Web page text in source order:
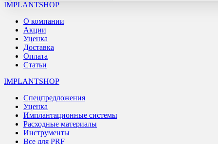
IMPLANTSHOP
О компании
Акции
Уценка
Доставка
Оплата
Статьи
IMPLANTSHOP
Спецпредложения
Уценка
Имплантационные системы
Расходные материалы
Инструменты
Все для PRF